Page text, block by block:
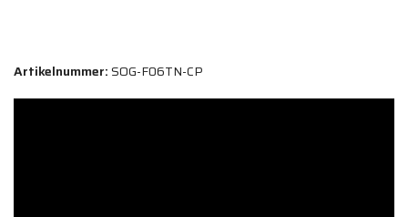
Artikelnummer:SOG-F06TN-CP